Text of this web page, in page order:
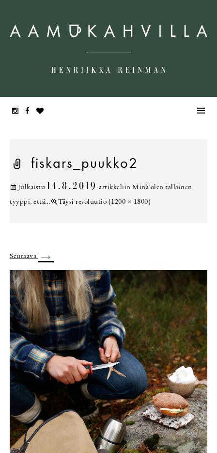
fiskars_puukko2
Julkaistu 14.8.2019 artikkeliin Minä olen tälläinen
tyyppi, että…
Täysi resoluutio (1200 × 1800)
Seuraava →